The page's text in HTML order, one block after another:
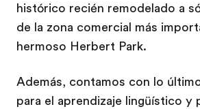
histórico recién remodelado a
de la zona comercial más
hermoso Herbert Park.
Además, contamos con lo
para el aprendizaje lingüístico y